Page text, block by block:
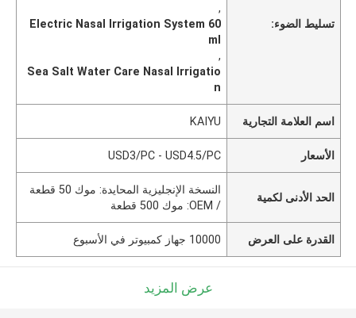
تسليط الضوء:
,
Electric Nasal Irrigation System 60
ml
,
Sea Salt Water Care Nasal Irrigatio
n
اسم العلامة التجارية KAIYU
الأسعار USD3/PC - USD4.5/PC
الحد الأدنى لكمية
النسخة الإنجليزية المحايدة: موك 50 قطعة
/ OEM: موك 500 قطعة
القدرة على العرض 10000 جهاز كمبيوتر في الأسبوع
عرض المزيد